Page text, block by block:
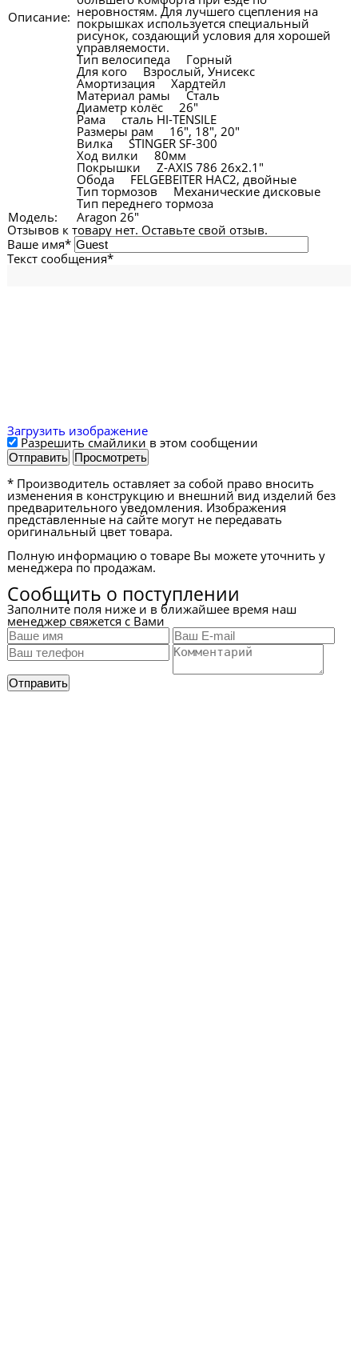
Описание: неровностям. Для лучшего сцепления на
покрышках используется специальный
рисунок, создающий условия для хорошей
управляемости.
Тип велосипеда Горный
Для кого Взрослый, Унисекс
Амортизация Хардтейл
Материал рамы Сталь
Диаметр колёс 26"
Рама сталь HI-TENSILE
Размеры рам 16", 18", 20"
Вилка STINGER SF-300
Ход вилки 80мм
Покрышки Z-AXIS 786 26x2.1"
Обода FELGEBEITER HAC2, двойные
Тип тормозов Механические дисковые
Тип переднего тормоза
Модель:
Aragon 26"
Отзывов к товару нет. Оставьте свой отзыв.
Ваше имя*
Текст сообщения*
Загрузить изображение
Разрешить смайлики в этом сообщении
* Производитель оставляет за собой право вносить
изменения в конструкцию и внешний вид изделий без
предварительного уведомления. Изображения
представленные на сайте могут не передавать
оригинальный цвет товара.
Полную информацию о товаре Вы можете уточнить у
менеджера по продажам.
Сообщить о поступлении
Заполните поля ниже и в ближайшее время наш
менеджер свяжется с Вами